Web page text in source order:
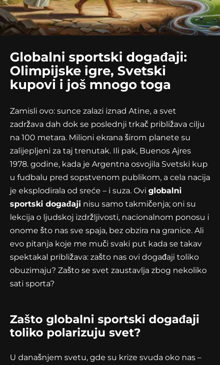
Globalni sportski događaji:
Olimpijske igre, Svetski
kupovi i još mnogo toga
Zamisli ovo: sunce zalazi iznad Atine, a svet
zadržava dah dok se poslednji trkač približava cilju
na 100 metara. Milioni ekrana širom planete su
zalijepljeni za taj trenutak. Ili pak, Buenos Ajres
1978. godine, kada je Argentna osvojila Svetski kup
u fudbalu pred sopstvenom publikom, a cela nacija
je eksplodirala od sreće – i suza. Ovi globalni
sportski događaji nisu samo takmičenja; oni su
lekcija o ljudskoj izdržljivosti, nacionalnom ponosu i
onome što nas sve spaja, bez obzira na granice. Ali
evo pitanja koje me muči svaki put kada se takav
spektakal približava: zašto nas ovi događaji toliko
obuzimaju? Zašto se svet zaustavlja zbog nekoliko
sati sporta?
Zašto globalni sportski događaji
toliko polarizuju svet?
U današnjem svetu, gde su krize svuda oko nas –